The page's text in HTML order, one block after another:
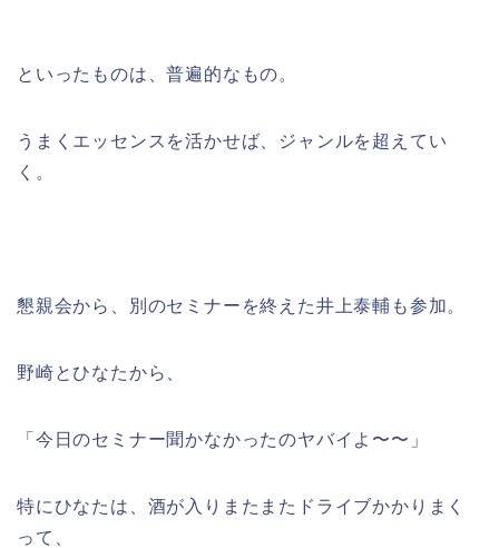
といったものは、普遍的なもの。
うまくエッセンスを活かせば、ジャンルを超えてい
く。
懇親会から、別のセミナーを終えた井上泰輔も参加。
野崎とひなたから、
「今日のセミナー聞かなかったのヤバイよ〜〜」
特にひなたは、酒が入りまたまたドライブかかりまく
って、